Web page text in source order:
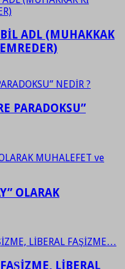
ADL (MUHAKKAK
PARADOKSU”
OLARAK
LİBERAL